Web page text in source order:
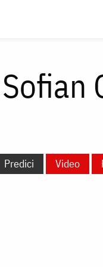
Predici Video